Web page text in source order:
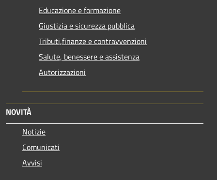
Educazione e formazione
Giustizia e sicurezza pubblica
Tributi,finanze e contravvenzioni
Salute, benessere e assistenza
Autorizzazioni
NOVITÀ
Notizie
Comunicati
Avvisi